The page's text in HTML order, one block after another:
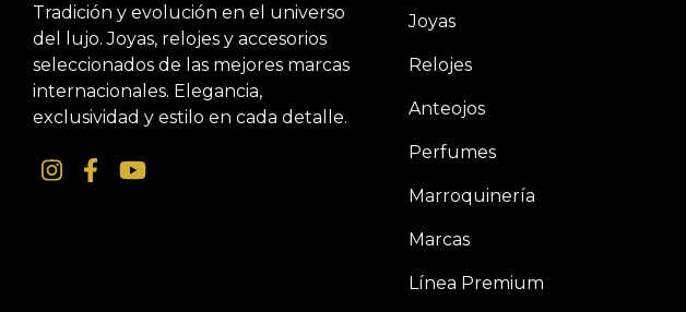
Tradición y evolución en el universo
del lujo. Joyas, relojes y accesorios
seleccionados de las mejores marcas
internacionales. Elegancia,
exclusividad y estilo en cada detalle.
Joyas
Relojes
Anteojos
Perfumes
Marroquinería
Marcas
Línea Premium